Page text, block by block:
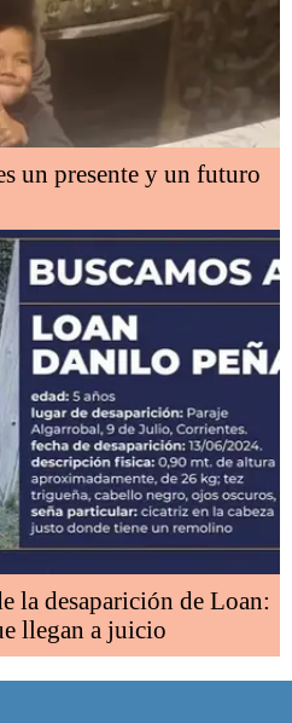
un presente y un futuro
la desaparición de Loan:
llegan a juicio